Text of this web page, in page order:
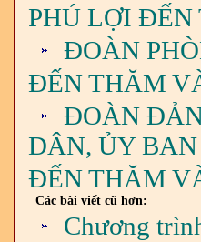
PHÚ LỢI
ĐOÀN
ĐẾN THĂM
ĐOÀN
DÂN, ỦY
ĐẾN THĂM
Các bài viết cũ hơn:
Chương